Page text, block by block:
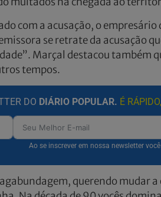
com a acusação, o empresário
se retrate da acusação
Marçal destacou também
tempos.
DO DIÁRIO POPULAR. É
Ao se inscrever em nossa newsletter
querendo mudar